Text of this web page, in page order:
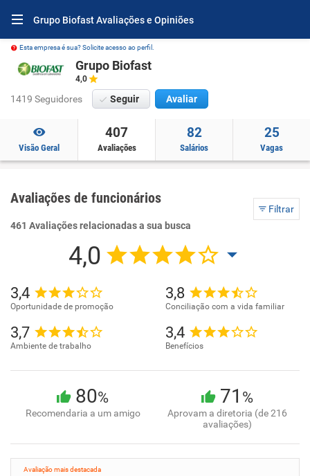
Grupo Biofast Avaliações e Opiniões
Esta empresa é sua? Solicite acesso ao perfil.
Grupo Biofast
4,0
1419 Seguidores Seguir Avaliar
Visão Geral
407
Avaliações
82
Salários
25
Vagas
Avaliações de funcionários
Filtrar
461 Avaliações relacionadas a sua busca
4,0
3,4
Oportunidade de promoção
3,8
Conciliação com a vida familiar
3,7
Ambiente de trabalho
3,4
Benefícios
80%
Recomendaria a um amigo
71 %
Aprovam a diretoria (de 216
avaliações)
Avaliação mais destacada